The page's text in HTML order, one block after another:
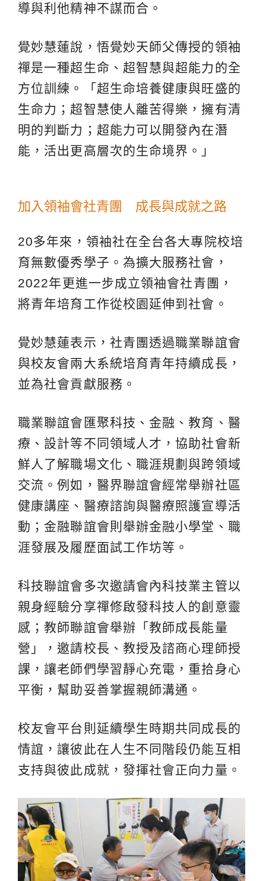
導與利他精神不謀而合。
覺妙慧蓮說，悟覺妙天師父傳授的領袖
禪是一種超生命、超智慧與超能力的全
方位訓練。「超生命培養健康與旺盛的
生命力；超智慧使人離苦得樂，擁有清
明的判斷力；超能力可以開發內在潛
能，活出更高層次的生命境界。」
加入領袖會社青團 成長與成就之路
20多年來，領袖社在全台各大專院校培
育無數優秀學子。為擴大服務社會，
2022年更進一步成立領袖會社青團，
將青年培育工作從校園延伸到社會。
覺妙慧蓮表示，社青團透過職業聯誼會
與校友會兩大系統培育青年持續成長，
並為社會貢獻服務。
職業聯誼會匯聚科技、金融、教育、醫
療、設計等不同領域人才，協助社會新
鮮人了解職場文化、職涯規劃與跨領域
交流。例如，醫界聯誼會經常舉辦社區
健康講座、醫療諮詢與醫療照護宣導活
動；金融聯誼會則舉辦金融小學堂、職
涯發展及履歷面試工作坊等。
科技聯誼會多次邀請會內科技業主管以
親身經驗分享禪修啟發科技人的創意靈
感；教師聯誼會舉辦「教師成長能量
營」，邀請校長、教授及諮商心理師授
課，讓老師們學習靜心充電，重拾身心
平衡，幫助妥善掌握親師溝通。
校友會平台則延續學生時期共同成長的
情誼，讓彼此在人生不同階段仍能互相
支持與彼此成就，發揮社會正向力量。